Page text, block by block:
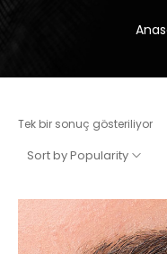
Tek bir sonuç gösteriliyor
Sort by Popularity